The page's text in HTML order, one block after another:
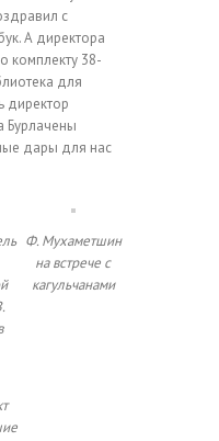
с
А директора
комплекту 38-
для
директор
Бурлачены
дары для нас
Ф. Мухаметшин
на встрече с
кагульчанами